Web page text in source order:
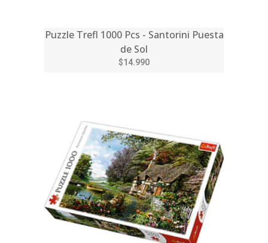
Puzzle Trefl 1000 Pcs - Santorini Puesta
de Sol
$14.990